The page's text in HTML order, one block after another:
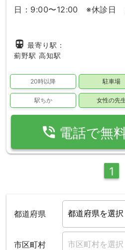
日：9:00〜12:00 ※休診日
directions_subway 最寄り駅：
薊野駅 高知駅
20時以降 駐車場
駅ちか 女性の先
phone_in_talk 電話で無
1
都道府県
市区町村